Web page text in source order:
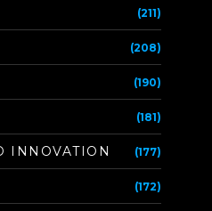
(211)
(208)
(190)
(181)
INNOVATION (177)
(172)